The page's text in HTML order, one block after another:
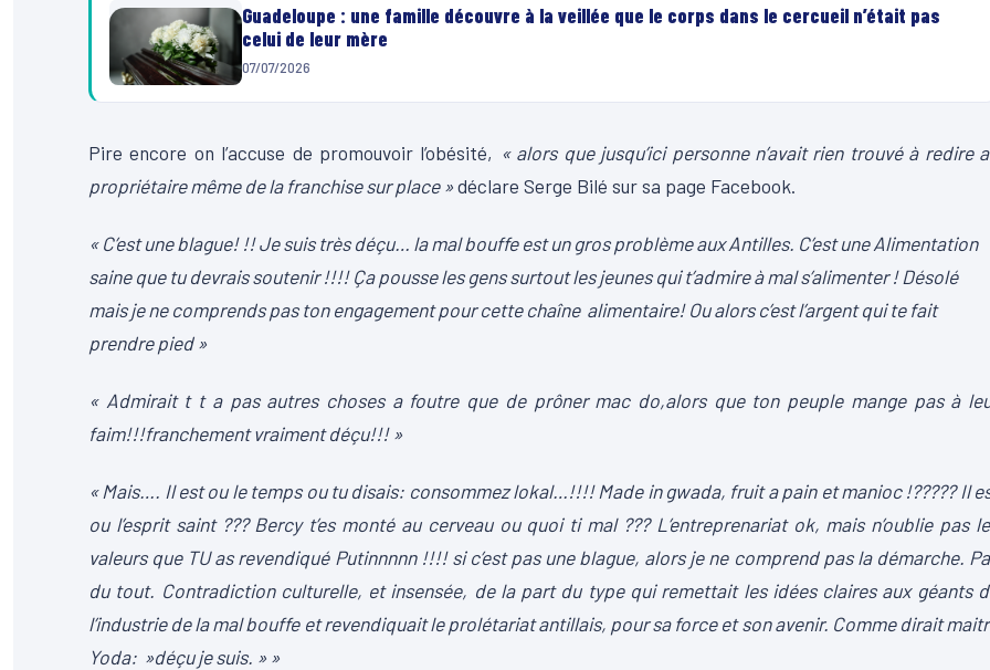
Guadeloupe : une famille découvre à la veillée que le corps dans le cercueil n’était pas
celui de leur mère
07/07/2026
Pire encore on l’accuse de promouvoir l’obésité, « alors que jusqu’ici personne n’avait rien trouvé à redire
propriétaire même de la franchise sur place »déclare Serge Bilé sur sa page Facebook.
« C’est une blague! !! Je suis très déçu… la mal bouffe est un gros problème aux Antilles. C’est une Alimentation
saine que tu devrais soutenir !!!! Ça pousse les gens surtout les jeunes qui t’admire à mal s’alimenter ! Désolé
mais je ne comprends pas ton engagement pour cette chaîne alimentaire! Ou alors c’est l’argent qui te fait
prendre pied »
« Admirait t t a pas autres choses a foutre que de prôner mac do,alors que ton peuple mange pas à
faim!!!franchement vraiment déçu!!! »
« Mais…. Il est ou le temps ou tu disais: consommez lokal…!!!! Made in gwada, fruit a pain et manioc !????? Il
ou l’esprit saint ??? Bercy t’es monté au cerveau ou quoi ti mal ??? L’entreprenariat ok, mais n’oublie pas
valeurs que TU as revendiqué Putinnnnn !!!! si c’est pas une blague, alors je ne comprend pas la démarche.
du tout. Contradiction culturelle, et insensée, de la part du type qui remettait les idées claires aux géants
l’industrie de la mal bouffe et revendiquait le prolétariat antillais, pour sa force et son avenir. Comme dirait
Yoda: »déçu je suis. » »